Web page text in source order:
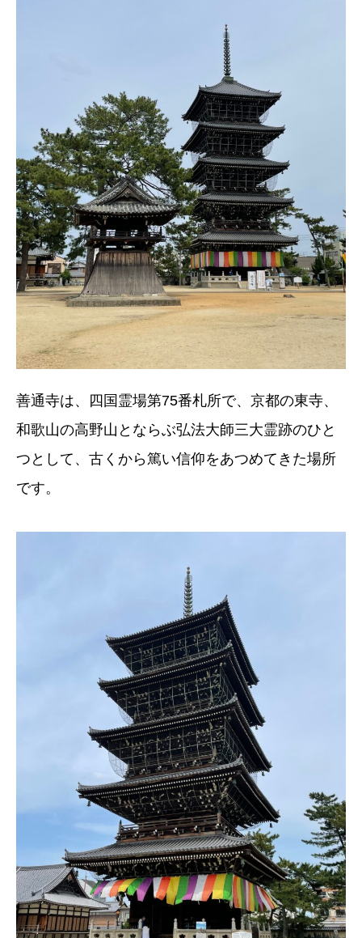
善通寺は、四国霊場第75番札所で、京都の東寺、
和歌山の高野山とならぶ弘法大師三大霊跡のひと
つとして、古くから篤い信仰をあつめてきた場所
です。